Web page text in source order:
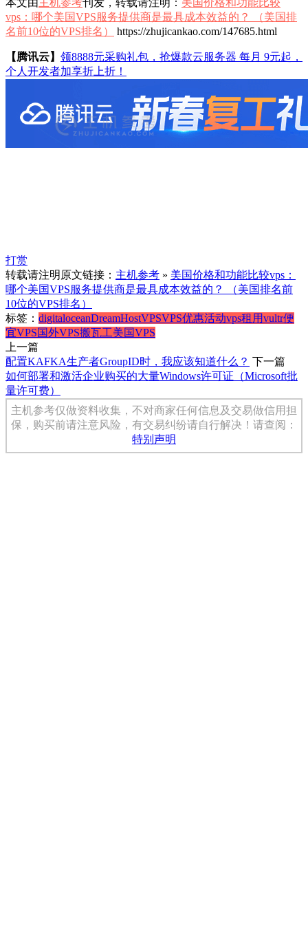
本文由 主机参考刊发，转载请注明： 美国价格和功能比较
vps：哪个美国VPS服务提供商是最具成本效益的？ （美国排
名前10位的VPS排名）
https://zhujicankao.com/147685.html
【腾讯云】 领8888元采购礼包，抢爆款云服务器 每月 9元起，
个人开发者加享折上折！
打赏
转载请注明原文链接： 主机参考 » 美国价格和功能比较vps：
哪个美国VPS服务提供商是最具成本效益的？ （美国排名前
10位的VPS排名）
标签： digitaloceanDreamHostVPSVPS优惠活动vps租用vultr便
宜VPS国外VPS搬瓦工美国VPS
上一篇
配置KAFKA生产者GroupID时，我应该知道什么？ 下一篇
如何部署和激活企业购买的大量Windows许可证（Microsoft批
量许可费）
主机参考仅做资料收集，不对商家任何信息及交易做信用担
保，购买前请注意风险，有交易纠纷请自行解决！请查阅：
特别声明